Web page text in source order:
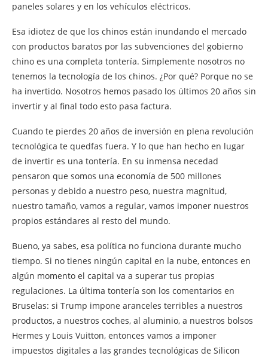
paneles solares y en los vehículos eléctricos.
Esa idiotez de que los chinos están inundando el mercado
con productos baratos por las subvenciones del gobierno
chino es una completa tontería. Simplemente nosotros no
tenemos la tecnología de los chinos. ¿Por qué? Porque no se
ha invertido. Nosotros hemos pasado los últimos 20 años sin
invertir y al final todo esto pasa factura.
Cuando te pierdes 20 años de inversión en plena revolución
tecnológica te quedfas fuera. Y lo que han hecho en lugar
de invertir es una tontería. En su inmensa necedad
pensaron que somos una economía de 500 millones
personas y debido a nuestro peso, nuestra magnitud,
nuestro tamaño, vamos a regular, vamos imponer nuestros
propios estándares al resto del mundo.
Bueno, ya sabes, esa política no funciona durante mucho
tiempo. Si no tienes ningún capital en la nube, entonces en
algún momento el capital va a superar tus propias
regulaciones. La última tontería son los comentarios en
Bruselas: si Trump impone aranceles terribles a nuestros
productos, a nuestros coches, al aluminio, a nuestros bolsos
Hermes y Louis Vuitton, entonces vamos a imponer
impuestos digitales a las grandes tecnológicas de Silicon